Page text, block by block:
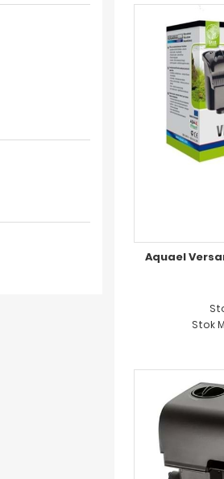
Aquael
Stok